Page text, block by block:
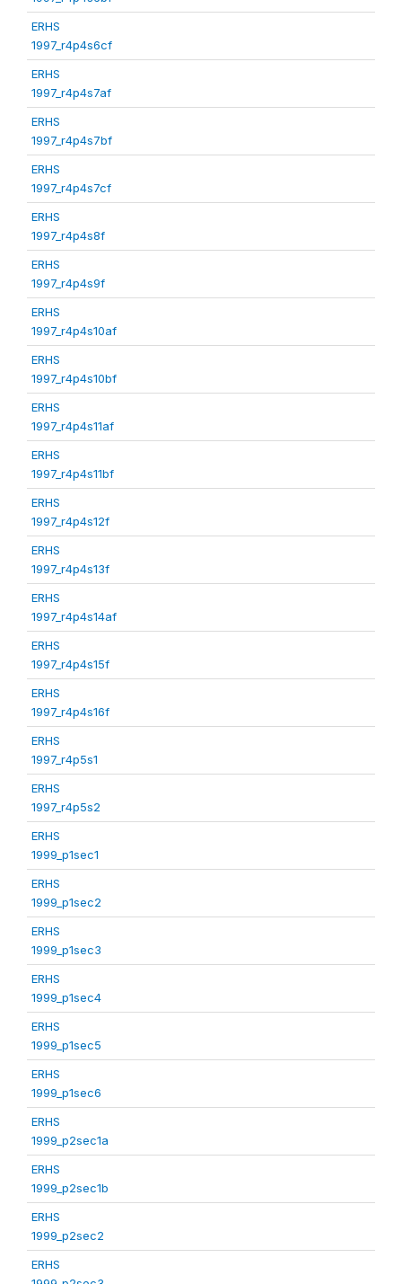
ERHS
1997_r4p4s6cf
ERHS
1997_r4p4s7af
ERHS
1997_r4p4s7bf
ERHS
1997_r4p4s7cf
ERHS
1997_r4p4s8f
ERHS
1997_r4p4s9f
ERHS
1997_r4p4s10af
ERHS
1997_r4p4s10bf
ERHS
1997_r4p4s11af
ERHS
1997_r4p4s11bf
ERHS
1997_r4p4s12f
ERHS
1997_r4p4s13f
ERHS
1997_r4p4s14af
ERHS
1997_r4p4s15f
ERHS
1997_r4p4s16f
ERHS
1997_r4p5s1
ERHS
1997_r4p5s2
ERHS
1999_p1sec1
ERHS
1999_p1sec2
ERHS
1999_p1sec3
ERHS
1999_p1sec4
ERHS
1999_p1sec5
ERHS
1999_p1sec6
ERHS
1999_p2sec1a
ERHS
1999_p2sec1b
ERHS
1999_p2sec2
ERHS